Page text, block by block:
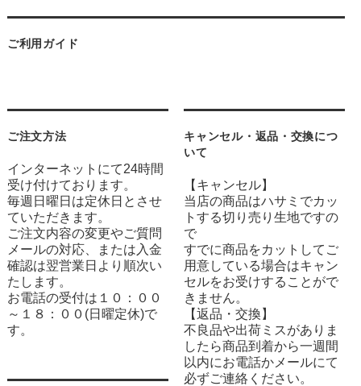
ご利用ガイド
ご注文方法
インターネットにて24時間
受け付けております。
毎週日曜日は定休日とさせ
ていただきます。
ご注文内容の変更やご質問
メールの対応、または入金
確認は翌営業日より順次い
たします。
お電話の受付は１０：００
～１８：００(日曜定休)で
す。
キャンセル・返品・交換につ
いて
【キャンセル】
当店の商品はハサミでカッ
トする切り売り生地ですの
で
すでに商品をカットしてご
用意している場合はキャン
セルをお受けすることがで
きません。
【返品・交換】
不良品や出荷ミスがありま
したら商品到着から一週間
以内にお電話かメールにて
必ずご連絡ください。